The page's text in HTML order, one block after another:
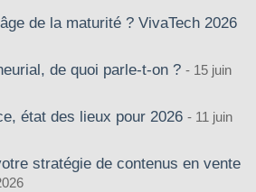
de la maturité ? VivaTech 2026
de quoi parle-t-on ?
15 juin
état des lieux pour 2026
11 juin
stratégie de contenus en vente